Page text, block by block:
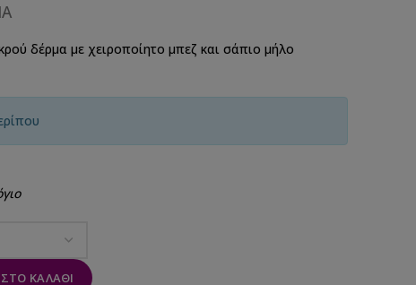
δέρμα με χειροποίητο μπεζ και σάπιο μήλο
ΚΑΛΆΘΙ